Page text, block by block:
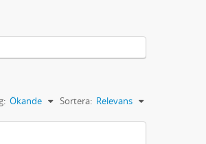
Sortera: Relevans
Ökande